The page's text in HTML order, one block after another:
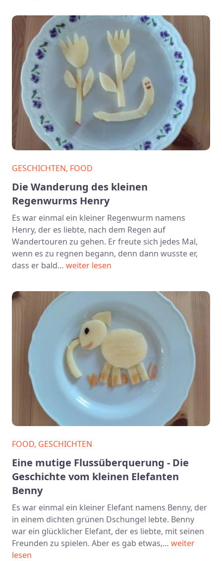
GESCHICHTEN, FOOD
Die Wanderung des kleinen
Regenwurms Henry
Es war einmal ein kleiner Regenwurm namens
Henry, der es liebte, nach dem Regen auf
Wandertouren zu gehen. Er freute sich jedes Mal,
wenn es zu regnen begann, denn dann wusste er,
dass er bald… weiter lesen
FOOD, GESCHICHTEN
Eine mutige Flussüberquerung - Die
Geschichte vom kleinen Elefanten
Benny
Es war einmal ein kleiner Elefant namens Benny, der
in einem dichten grünen Dschungel lebte. Benny
war ein glücklicher Elefant, der es liebte, mit seinen
Freunden zu spielen. Aber es gab etwas,… weiter
lesen